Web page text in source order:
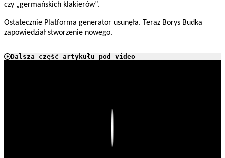
czy „germańskich klakierów”.
Ostatecznie Platforma generator usunęła. Teraz Borys Budka
zapowiedział stworzenie nowego.
Dalsza część artykułu pod video